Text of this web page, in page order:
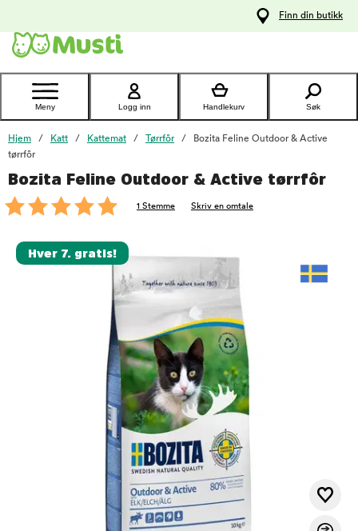
Kontakt
kundeservice
Finn din butikk
Meny Logg inn Handlekurv Søk
Hjem Katt Kattemat Tørrfôr
Bozita Feline Outdoor & Active
tørrfôr
Bozita Feline Outdoor & Active tørrfôr
1 Stemme Skriv en omtale
Hver 7. gratis!
foo